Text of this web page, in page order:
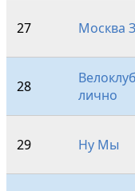
27 Москва
28
лично
29 Ну Мы